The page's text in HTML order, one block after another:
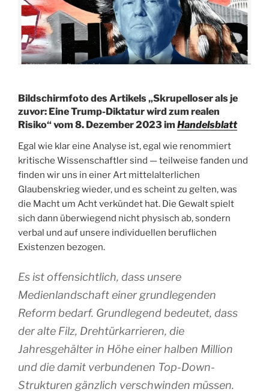
Bildschirmfoto des Artikels „Skrupelloser als je
zuvor: Eine Trump-Diktatur wird zum realen
Risiko“ vom 8. Dezember 2023 im Handelsblatt
Egal wie klar eine Analyse ist, egal wie renommiert
kritische Wissenschaftler sind — teilweise fanden und
finden wir uns in einer Art mittelalterlichen
Glaubenskrieg wieder, und es scheint zu gelten, was
die Macht um Acht verkündet hat. Die Gewalt spielt
sich dann überwiegend nicht physisch ab, sondern
verbal und auf unsere individuellen beruflichen
Existenzen bezogen.
Es ist offensichtlich, dass unsere
Medienlandschaft einer grundlegenden
Reform bedarf. Grundlegend bedeutet, dass
der alte Filz, Drehtürkarrieren, die
Jahresgehälter in Höhe einer halben Million
und die damit verbundenen Top-Down-
Strukturen gänzlich verschwinden müssen.